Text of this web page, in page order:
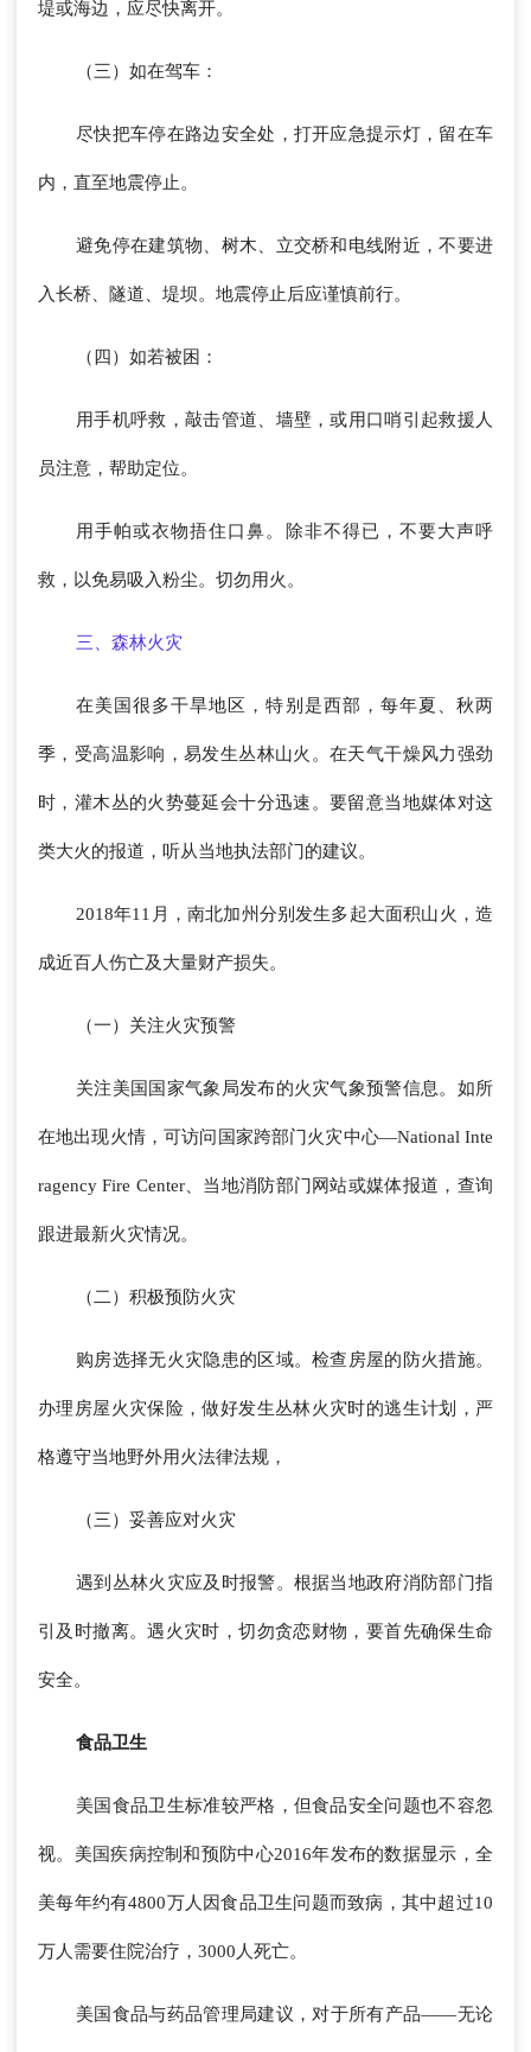
堤或海边，应尽快离开。
（三）如在驾车：
尽快把车停在路边安全处，打开应急提示灯，留在车
内，直至地震停止。
避免停在建筑物、树木、立交桥和电线附近，不要进
入长桥、隧道、堤坝。地震停止后应谨慎前行。
（四）如若被困：
用手机呼救，敲击管道、墙壁，或用口哨引起救援人
员注意，帮助定位。
用手帕或衣物捂住口鼻。除非不得已，不要大声呼
救，以免易吸入粉尘。切勿用火。
三、森林火灾
在美国很多干旱地区，特别是西部，每年夏、秋两
季，受高温影响，易发生丛林山火。在天气干燥风力强劲
时，灌木丛的火势蔓延会十分迅速。要留意当地媒体对这
类大火的报道，听从当地执法部门的建议。
2018年11月，南北加州分别发生多起大面积山火，造
成近百人伤亡及大量财产损失。
（一）关注火灾预警
关注美国国家气象局发布的火灾气象预警信息。如所
在地出现火情，可访问国家跨部门火灾中心—National Inte
ragency Fire Center、当地消防部门网站或媒体报道，查询
跟进最新火灾情况。
（二）积极预防火灾
购房选择无火灾隐患的区域。检查房屋的防火措施。
办理房屋火灾保险，做好发生丛林火灾时的逃生计划，严
格遵守当地野外用火法律法规，
（三）妥善应对火灾
遇到丛林火灾应及时报警。根据当地政府消防部门指
引及时撤离。遇火灾时，切勿贪恋财物，要首先确保生命
安全。
食品卫生
美国食品卫生标准较严格，但食品安全问题也不容忽
视。美国疾病控制和预防中心2016年发布的数据显示，全
美每年约有4800万人因食品卫生问题而致病，其中超过10
万人需要住院治疗，3000人死亡。
美国食品与药品管理局建议，对于所有产品——无论